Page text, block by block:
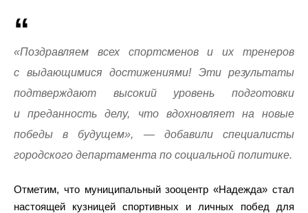
«Поздравляем всех спортсменов и их тренеров
с выдающимися достижениями! Эти результаты
подтверждают высокий уровень подготовки
и преданность делу, что вдохновляет на новые
победы в будущем», — добавили специалисты
городского департамента по социальной политике.
Отметим, что муниципальный зооцентр «Надежда» стал
настоящей кузницей спортивных и личных побед для